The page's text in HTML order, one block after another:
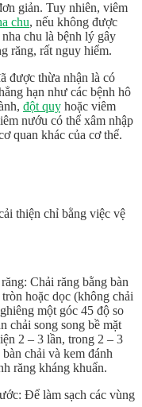
giản. Tuy nhiên, viêm
chu, nếu không được
chu là bệnh lý gây
răng, rất nguy hiểm.
được thừa nhận là có
hạn như các bệnh hô
đột quỵ hoặc viêm
nướu có thể xâm nhập
quan khác của cơ thể.
thiện chỉ bằng việc vệ
Chải răng bằng bàn
hoặc dọc (không chải
một góc 45 độ so
chải song song bề mặt
2 – 3 lần, trong 2 – 3
chải và kem đánh
răng kháng khuẩn.
Để làm sạch các vùng